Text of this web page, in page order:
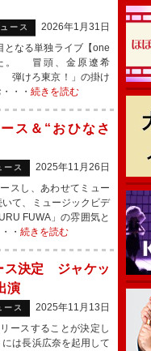
ース
2026年1月31日
なる単独ライブ【one
た。 冒頭、金原遼希
弾けろ東京！」の掛け
・・ 続きを読む
ス＆“おひなさ
ース
2025年11月26日
スし、あわせてミュー
て、ミュージックビデ
FUWA」の雰囲気と
・ 続きを読む
ス決定 ジャケッ
演
ース
2025年11月13日
ースすることが決定し
は長浜広奈を起用して